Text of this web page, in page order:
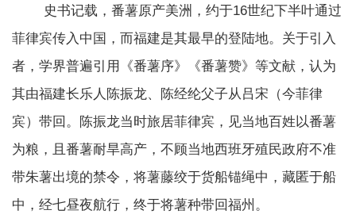
史书记载，番薯原产美洲，约于16世纪下半叶通过
菲律宾传入中国，而福建是其最早的登陆地。关于引入
者，学界普遍引用《番薯序》《番薯赞》等文献，认为
其由福建长乐人陈振龙、陈经纶父子从吕宋（今菲律
宾）带回。陈振龙当时旅居菲律宾，见当地百姓以番薯
为粮，且番薯耐旱高产，不顾当地西班牙殖民政府不准
带朱薯出境的禁令，将薯藤绞于货船锚绳中，藏匿于船
中，经七昼夜航行，终于将薯种带回福州。